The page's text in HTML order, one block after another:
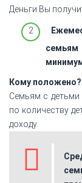
Деньги Вы
Кому положено?
Семьям с детьми
по количеству
доходу.